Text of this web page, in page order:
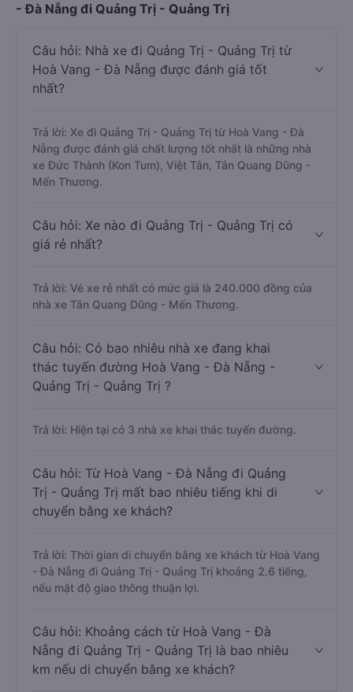
- Đà Nẵng đi Quảng Trị - Quảng Trị
Câu hỏi: Nhà xe đi Quảng Trị - Quảng Trị từ
Hoà Vang - Đà Nẵng được đánh giá tốt
nhất?
Trả lời: Xe đi Quảng Trị - Quảng Trị từ Hoà Vang - Đà
Nẵng được đánh giá chất lượng tốt nhất là những nhà
xe Đức Thành (Kon Tum), Việt Tân, Tân Quang Dũng -
Mến Thương.
Câu hỏi: Xe nào đi Quảng Trị - Quảng Trị có
giá rẻ nhất?
Trả lời: Vé xe rẻ nhất có mức giá là 240.000 đồng của
nhà xe Tân Quang Dũng - Mến Thương.
Câu hỏi: Có bao nhiêu nhà xe đang khai
thác tuyến đường Hoà Vang - Đà Nẵng -
Quảng Trị - Quảng Trị ?
Trả lời: Hiện tại có 3 nhà xe khai thác tuyến đường.
Câu hỏi: Từ Hoà Vang - Đà Nẵng đi Quảng
Trị - Quảng Trị mất bao nhiêu tiếng khi di
chuyển bằng xe khách?
Trả lời: Thời gian di chuyển bằng xe khách từ Hoà Vang
- Đà Nẵng đi Quảng Trị - Quảng Trị khoảng 2.6 tiếng,
nếu mật độ giao thông thuận lợi.
Câu hỏi: Khoảng cách từ Hoà Vang - Đà
Nẵng đi Quảng Trị - Quảng Trị là bao nhiêu
km nếu di chuyển bằng xe khách?